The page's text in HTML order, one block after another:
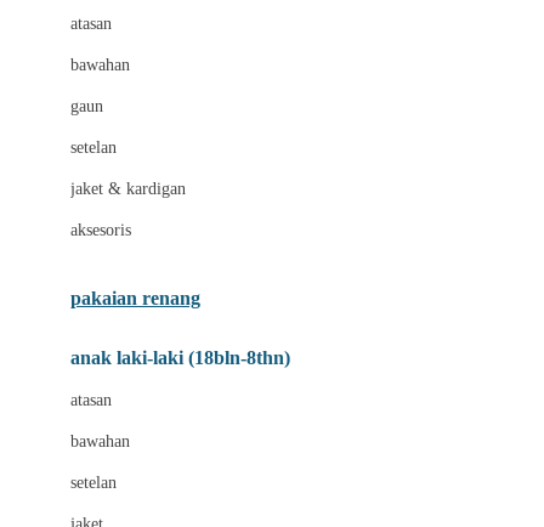
Bravado
Buds Organics
Bugaboo
C
atasan
bawahan
gaun
setelan
jaket & kardigan
aksesoris
pakaian renang
anak laki-laki (18bln-8thn)
atasan
bawahan
setelan